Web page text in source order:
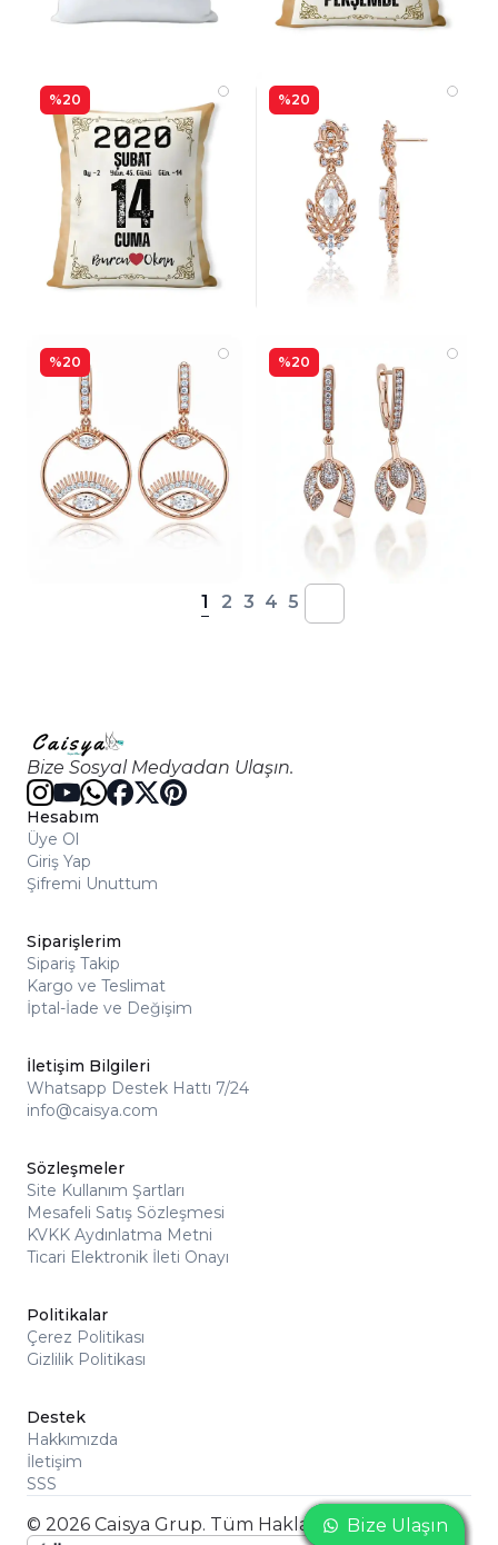
%20 %20
%20 %20
1 2 3 4 5
Bize Sosyal Medyadan Ulaşın.
Hesabım
Üye Ol
Giriş Yap
Şifremi Unuttum
Siparişlerim
Sipariş Takip
Kargo ve Teslimat
İptal-İade ve Değişim
İletişim Bilgileri
Whatsapp Destek Hattı 7/24
info@caisya.com
Sözleşmeler
Site Kullanım Şartları
Mesafeli Satış Sözleşmesi
KVKK Aydınlatma Metni
Ticari Elektronik İleti Onayı
Politikalar
Çerez Politikası
Gizlilik Politikası
Destek
Hakkımızda
İletişim
SSS
© 2026 Caisya Grup. Tüm Hakları SaklıdırBize Ulaşın
Bize Ulaşın
Bize Ulaşın